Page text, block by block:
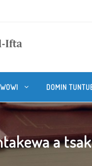
DOMIN
a